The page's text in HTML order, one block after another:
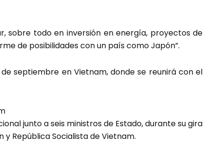
sobre todo en inversión en energía, proyectos de
de posibilidades con un país como Japón”.
septiembre en Vietnam, donde se reunirá con el
junto a seis ministros de Estado, durante su gira
República Socialista de Vietnam.